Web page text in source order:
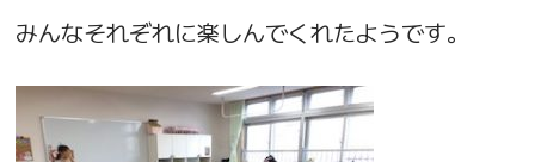
みんなそれぞれに楽しんでくれたようです。